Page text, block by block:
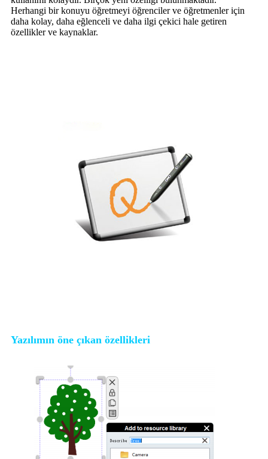
Herhangi bir konuyu öğretmeyi öğrenciler ve öğretmenler için
daha kolay, daha eğlenceli ve daha ilgi çekici hale getiren
özellikler ve kaynaklar.
Yazılımın öne çıkan özellikleri